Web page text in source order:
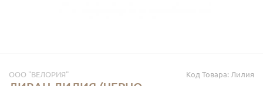
Код Товара: Лилия
ООО "ВЕЛОРИЯ"